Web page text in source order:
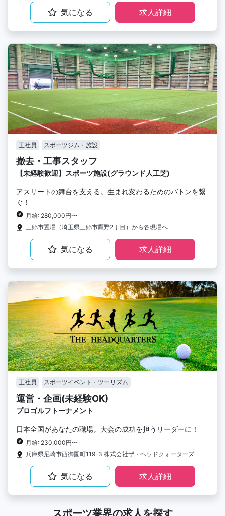
気になる 求人詳細
正社員 スポーツジム・施設
撤去・工事スタッフ
【未経験歓迎】スポーツ施設(グラウンド人工芝)
アスリートの舞台を支える。生まれ変わるためのバトンを繋
ぐ！
月給: 280,000円〜
三郷市置場（埼玉県三郷市鷹野2丁目）から各現場へ
気になる 求人詳細
正社員 スポーツイベント・ツーリズム
運営・企画(未経験OK)
プロゴルフトーナメント
日本全国があなたの職場。大会の成功を担うリーダーに！
月給: 230,000円〜
兵庫県尼崎市西御園町119-3 株式会社ザ・ヘッドクォーターズ
気になる 求人詳細